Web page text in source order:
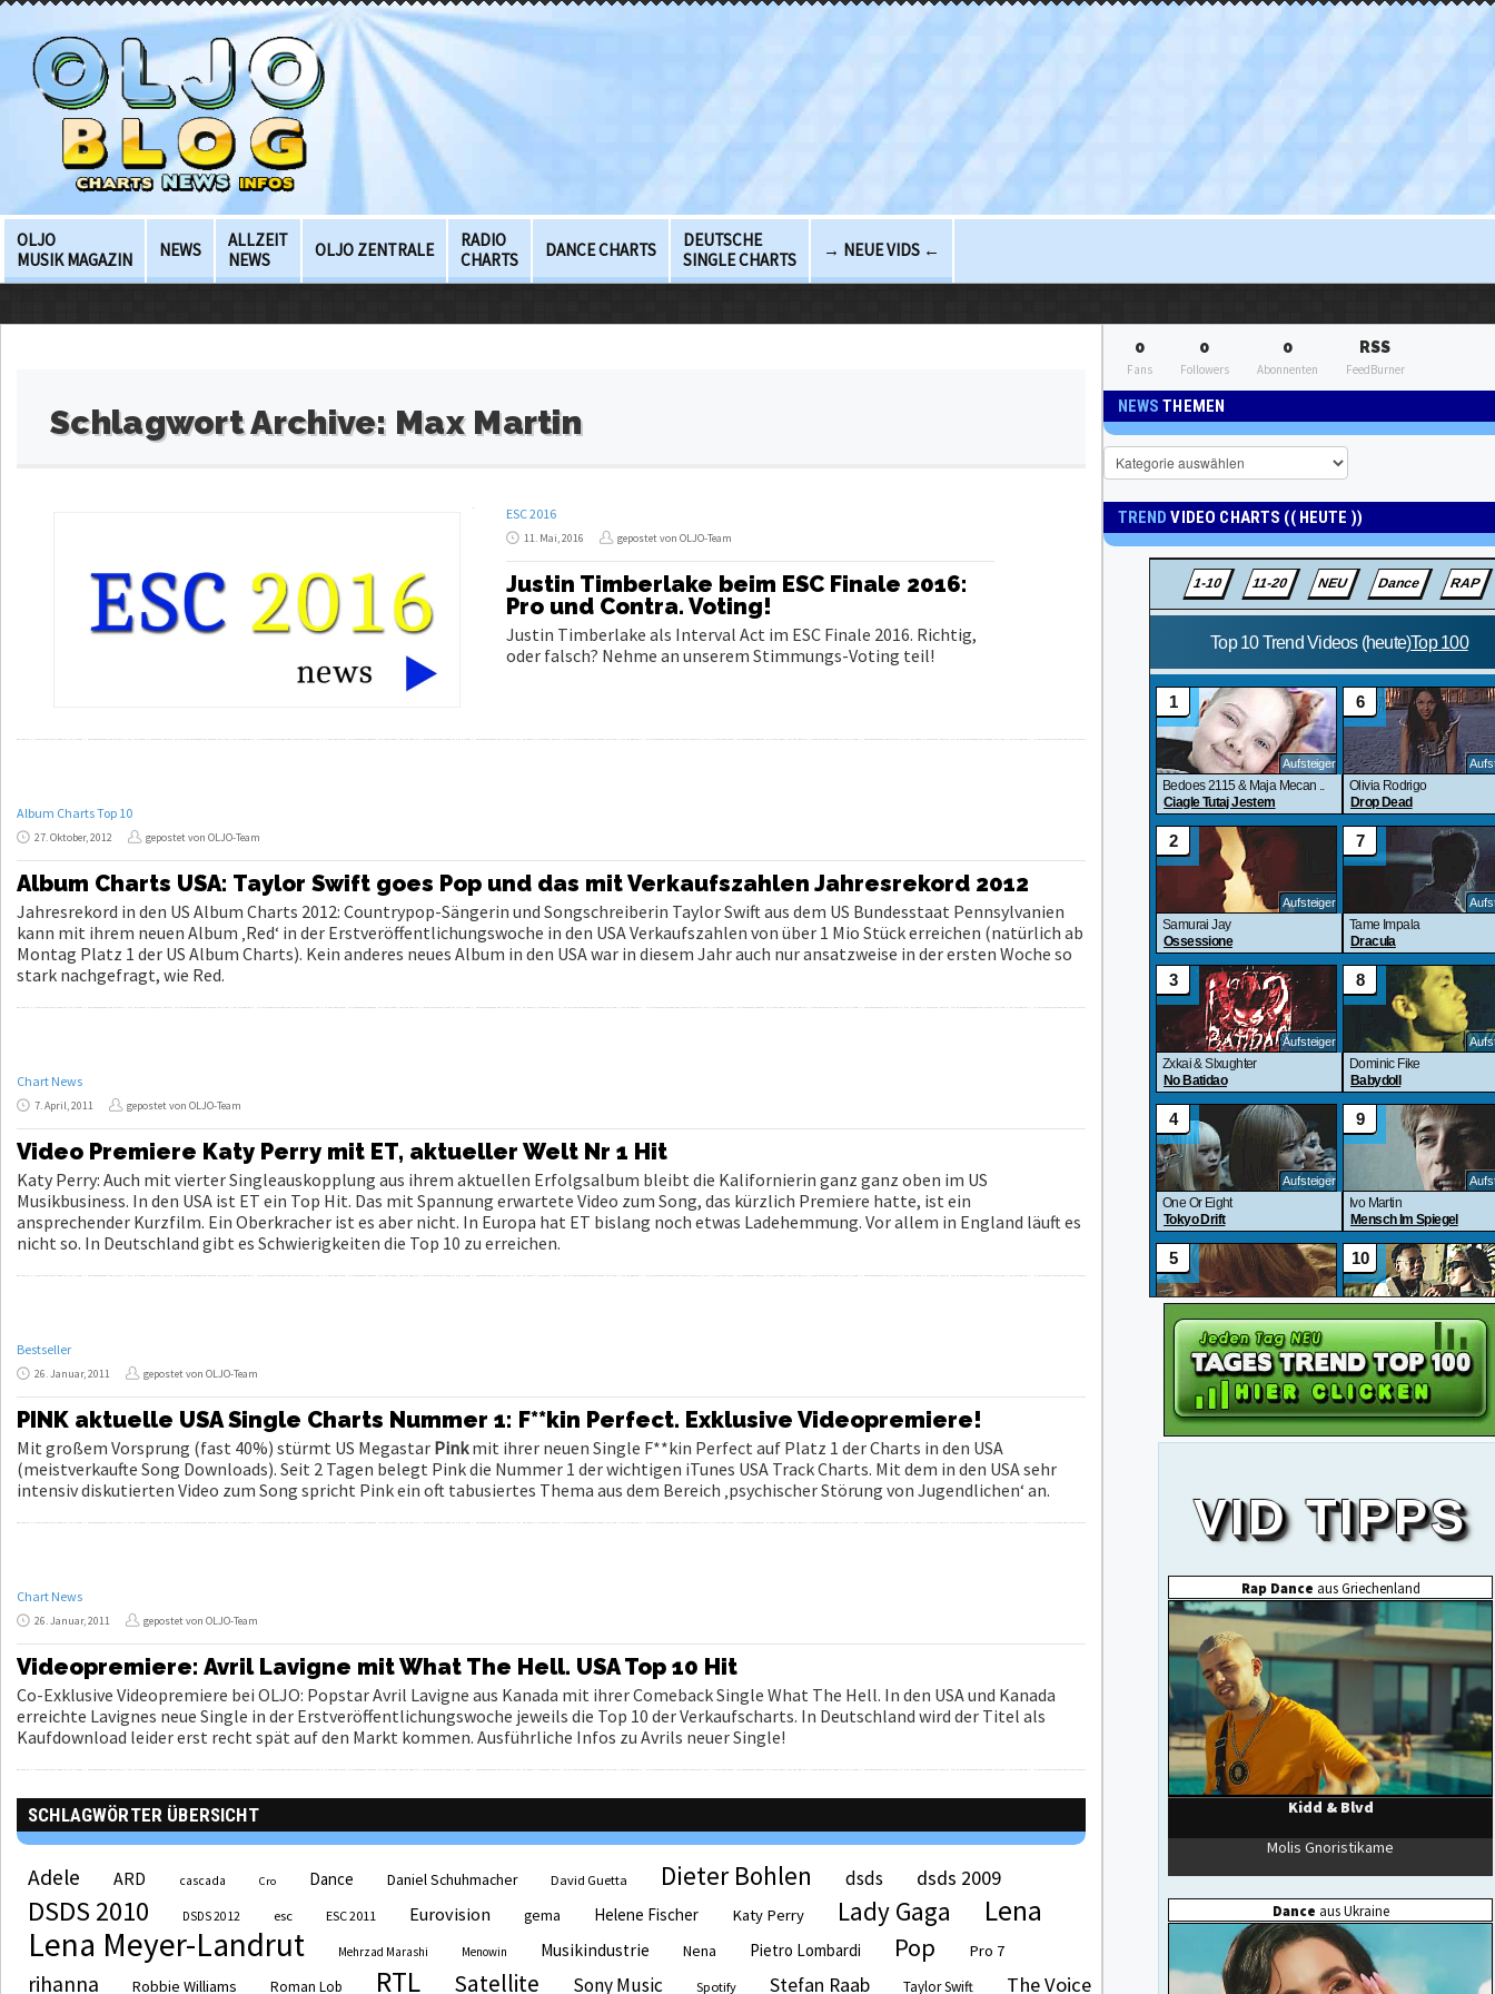
OLJO
MUSIK MAGAZIN
NEWS
ALLZEIT
NEWS
OLJO ZENTRALE
RADIO
CHARTS
DANCE CHARTS
DEUTSCHE
SINGLE CHARTS
→ NEUE VIDS ←
Schlagwort Archive: Max Martin
ESC 2016
11. Mai, 2016 gepostet von OLJO-Team
Justin Timberlake beim ESC Finale 2016:
Pro und Contra. Voting!
Justin Timberlake als Interval Act im ESC Finale 2016. Richtig,
oder falsch? Nehme an unserem Stimmungs-Voting teil!
Album Charts Top 10
27. Oktober, 2012 gepostet von OLJO-Team
Album Charts USA: Taylor Swift goes Pop und das mit Verkaufszahlen Jahresrekord 2012
Jahresrekord in den US Album Charts 2012: Countrypop-Sängerin und Songschreiberin Taylor Swift aus dem US Bundesstaat Pennsylvanien
kann mit ihrem neuen Album ‚Red‘ in der Erstveröffentlichungswoche in den USA Verkaufszahlen von über 1 Mio Stück erreichen (natürlich ab
Montag Platz 1 der US Album Charts). Kein anderes neues Album in den USA war in diesem Jahr auch nur ansatzweise in der ersten Woche so
stark nachgefragt, wie Red.
Chart News
7. April, 2011 gepostet von OLJO-Team
Video Premiere Katy Perry mit ET, aktueller Welt Nr 1 Hit
Katy Perry: Auch mit vierter Singleauskopplung aus ihrem aktuellen Erfolgsalbum bleibt die Kalifornierin ganz ganz oben im US
Musikbusiness. In den USA ist ET ein Top Hit. Das mit Spannung erwartete Video zum Song, das kürzlich Premiere hatte, ist ein
ansprechender Kurzfilm. Ein Oberkracher ist es aber nicht. In Europa hat ET bislang noch etwas Ladehemmung. Vor allem in England läuft es
nicht so. In Deutschland gibt es Schwierigkeiten die Top 10 zu erreichen.
Bestseller
26. Januar, 2011 gepostet von OLJO-Team
PINK aktuelle USA Single Charts Nummer 1: F**kin Perfect. Exklusive Videopremiere!
Mit großem Vorsprung (fast 40%) stürmt US Megastar Pinkmit ihrer neuen Single F**kin Perfect auf Platz 1 der Charts in den USA
(meistverkaufte Song Downloads). Seit 2 Tagen belegt Pink die Nummer 1 der wichtigen iTunes USA Track Charts. Mit dem in den USA sehr
intensiv diskutierten Video zum Song spricht Pink ein oft tabusiertes Thema aus dem Bereich ‚psychischer Störung von Jugendlichen‘ an.
Chart News
26. Januar, 2011 gepostet von OLJO-Team
Videopremiere: Avril Lavigne mit What The Hell. USA Top 10 Hit
Co-Exklusive Videopremiere bei OLJO: Popstar Avril Lavigne aus Kanada mit ihrer Comeback Single What The Hell. In den USA und Kanada
erreichte Lavignes neue Single in der Erstveröffentlichungswoche jeweils die Top 10 der Verkaufscharts. In Deutschland wird der Titel als
Kaufdownload leider erst recht spät auf den Markt kommen. Ausführliche Infos zu Avrils neuer Single!
SCHLAGWÖRTER ÜBERSICHT
Adele ARD cascada Cro Dance Daniel Schuhmacher David Guetta Dieter Bohlen dsds dsds 2009
DSDS 2010 DSDS 2012 esc ESC 2011 Eurovision gema Helene Fischer Katy Perry Lady Gaga Lena
Lena Meyer-Landrut Mehrzad Marashi Menowin Musikindustrie Nena Pietro Lombardi Pop Pro 7
rihanna Robbie Williams Roman Lob RTL Satellite Sony Music Spotify Stefan Raab Taylor Swift The Voice
0
Fans
0
Followers
0
Abonnenten
RSS
FeedBurner
NEWSTHEMEN
News
Themen
TRENDVIDEO CHARTS (( HEUTE ))